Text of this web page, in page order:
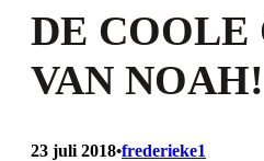
DE COOLE
VAN NOAH!
23 juli 2018•frederieke1